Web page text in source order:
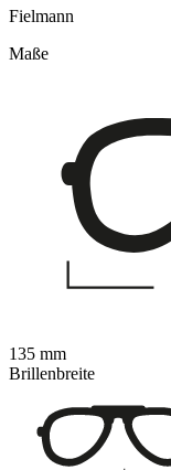
Fielmann
Maße
135 mm
Brillenbreite